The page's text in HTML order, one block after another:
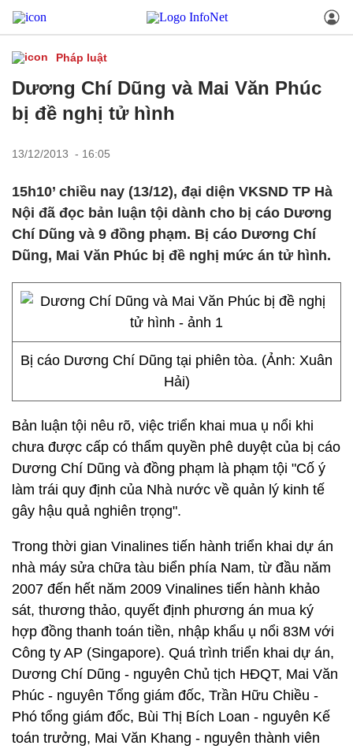
Pháp luật
Dương Chí Dũng và Mai Văn Phúc
bị đề nghị tử hình
13/12/2013 - 16:05
15h10’ chiều nay (13/12), đại diện VKSND TP Hà
Nội đã đọc bản luận tội dành cho bị cáo Dương
Chí Dũng và 9 đồng phạm. Bị cáo Dương Chí
Dũng, Mai Văn Phúc bị đề nghị mức án tử hình.
Bị cáo Dương Chí Dũng tại phiên tòa. (Ảnh: Xuân
Hải)
Bản luận tội nêu rõ, việc triển khai mua ụ nổi khi
chưa được cấp có thẩm quyền phê duyệt của bị cáo
Dương Chí Dũng và đồng phạm là phạm tội "Cố ý
làm trái quy định của Nhà nước về quản lý kinh tế
gây hậu quả nghiên trọng".
Trong thời gian Vinalines tiến hành triển khai dự án
nhà máy sửa chữa tàu biển phía Nam, từ đầu năm
2007 đến hết năm 2009 Vinalines tiến hành khảo
sát, thương thảo, quyết định phương án mua ký
hợp đồng thanh toán tiền, nhập khẩu ụ nổi 83M với
Công ty AP (Singapore). Quá trình triển khai dự án,
Dương Chí Dũng - nguyên Chủ tịch HĐQT, Mai Văn
Phúc - nguyên Tổng giám đốc, Trần Hữu Chiều -
Phó tổng giám đốc, Bùi Thị Bích Loan - nguyên Kế
toán trưởng, Mai Văn Khang - nguyên thành viên